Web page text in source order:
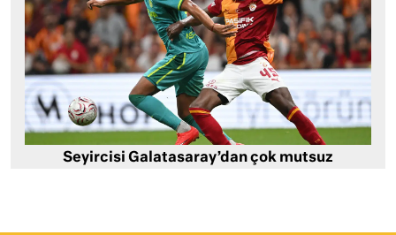
Seyircisi Galatasaray’dan çok mutsuz